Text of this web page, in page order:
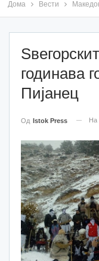
Дома Вести
годинава
Пијанец
Од Istok Press На